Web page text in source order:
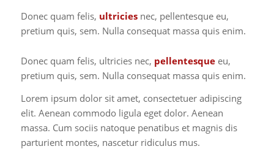
Donec quam felis, ultriciesnec, pellentesque eu,
pretium quis, sem. Nulla consequat massa quis enim.
Donec quam felis, ultricies nec, pellentesqueeu,
pretium quis, sem. Nulla consequat massa quis enim.
Lorem ipsum dolor sit amet, consectetuer adipiscing
elit. Aenean commodo ligula eget dolor. Aenean
massa. Cum sociis natoque penatibus et magnis dis
parturient montes, nascetur ridiculus mus.